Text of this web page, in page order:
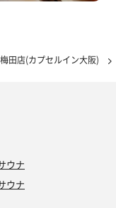
田店(カプセルイン大阪)
ウナ
ウナ